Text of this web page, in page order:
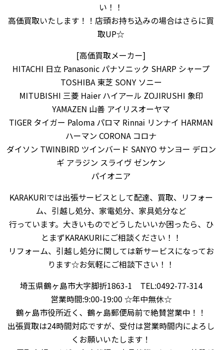
い！！
高価買取いたします！！店頭お持ち込みの場合はさらに買
取UP☆
[高価買取メーカー]
HITACHI 日立 Panasonic パナソニック SHARP シャープ
TOSHIBA 東芝 SONY ソニー
MITUBISHI 三菱 Haier ハイアール ZOJIRUSHI 象印
YAMAZEN 山善 アイリスオーヤマ
TIGER タイガー Paloma パロマ Rinnai リンナイ HARMAN
ハーマン CORONA コロナ
ダイソン TWINBIRD ツインバード SANYO サンヨー デロン
ギ アラジン スライヴ ゼンケン
パイオニア
KARAKURIでは出張サービスとして配達、買取、リフォー
ム、引越し処分、家電処分、家具処分など
行っています。大きいものでどうしたいいか困ったら、ひ
とまずKARAKURIにご相談ください！！
リフォーム、引越し処分に関しては新サービスになってお
ります☆お気軽にご相談下さい！！
埼玉県鶴ヶ島市大字脚折1863-1 TEL:0492-77-314
営業時間:9:00-19:00 ☆年中無休☆
鶴ヶ島市役所近く、鶴ヶ島郵便局前で絶賛営業中！！
出張買取は24時間対応ですが、受付は営業時間内によろし
くお願いいたします！